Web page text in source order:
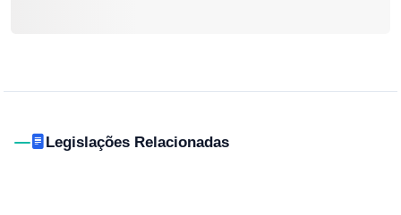
Legislações Relacionadas